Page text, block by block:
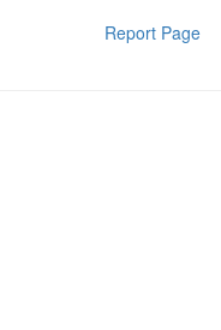
Report Page